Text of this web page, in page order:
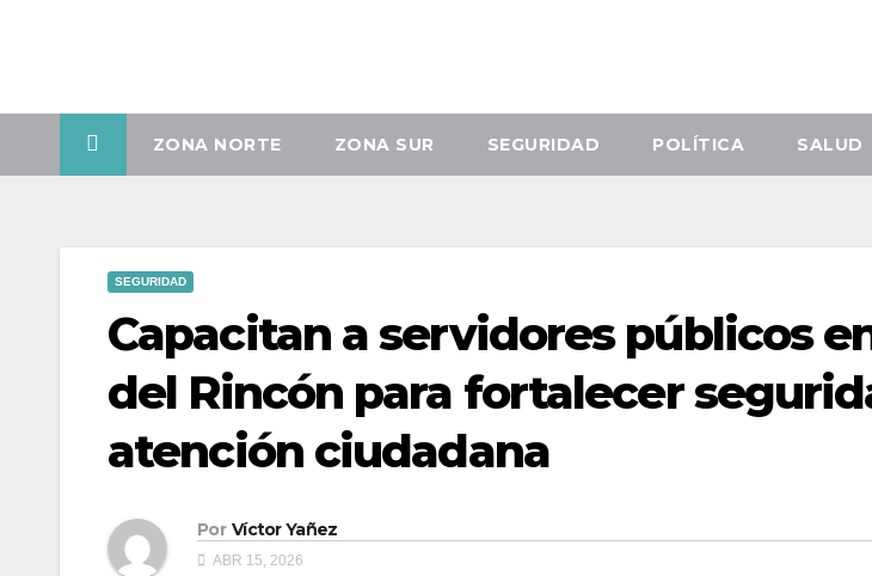
ZONA NORTE ZONA SUR SEGURIDAD POLÍTICA SALUD
SEGURIDAD
Capacitan a servidores públicos
del Rincón para fortalecer
atención ciudadana
Por Víctor Yañez
ABR 15, 2026